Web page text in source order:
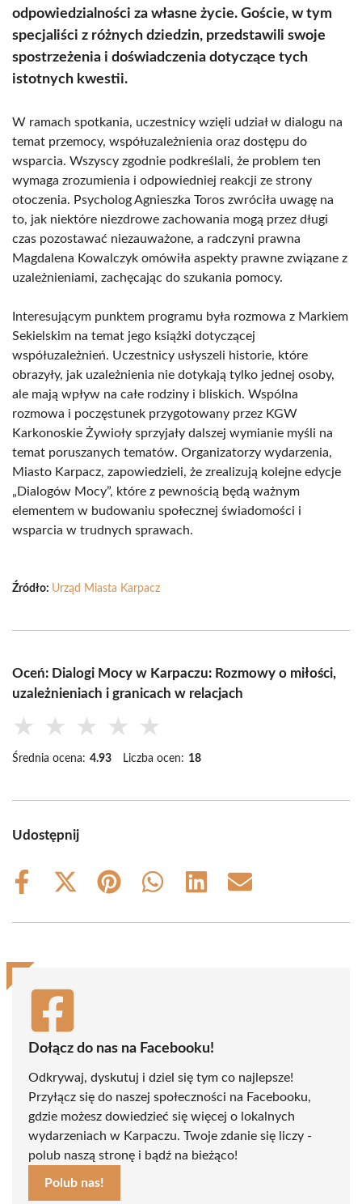
odpowiedzialności za własne życie. Goście, w tym
specjaliści z różnych dziedzin, przedstawili swoje
spostrzeżenia i doświadczenia dotyczące tych
istotnych kwestii.
W ramach spotkania, uczestnicy wzięli udział w dialogu na
temat przemocy, współuzależnienia oraz dostępu do
wsparcia. Wszyscy zgodnie podkreślali, że problem ten
wymaga zrozumienia i odpowiedniej reakcji ze strony
otoczenia. Psycholog Agnieszka Toros zwróciła uwagę na
to, jak niektóre niezdrowe zachowania mogą przez długi
czas pozostawać niezauważone, a radczyni prawna
Magdalena Kowalczyk omówiła aspekty prawne związane z
uzależnieniami, zachęcając do szukania pomocy.
Interesującym punktem programu była rozmowa z Markiem
Sekielskim na temat jego książki dotyczącej
współuzależnień. Uczestnicy usłyszeli historie, które
obrazyły, jak uzależnienia nie dotykają tylko jednej osoby,
ale mają wpływ na całe rodziny i bliskich. Wspólna
rozmowa i poczęstunek przygotowany przez KGW
Karkonoskie Żywioły sprzyjały dalszej wymianie myśli na
temat poruszanych tematów. Organizatorzy wydarzenia,
Miasto Karpacz, zapowiedzieli, że zrealizują kolejne edycje
„Dialogów Mocy”, które z pewnością będą ważnym
elementem w budowaniu społecznej świadomości i
wsparcia w trudnych sprawach.
Źródło: Urząd Miasta Karpacz
Oceń: Dialogi Mocy w Karpaczu: Rozmowy o miłości,
uzależnieniach i granicach w relacjach
★ ★ ★ ★ ★
Średnia ocena: 4.93 Liczba ocen: 18
Udostępnij
Share
Share
(Twitter)
Share
Share
Share
Share
Dołącz do nas na Facebooku!
Odkrywaj, dyskutuj i dziel się tym co najlepsze!
Przyłącz się do naszej społeczności na Facebooku,
gdzie możesz dowiedzieć się więcej o lokalnych
wydarzeniach w Karpaczu. Twoje zdanie się liczy -
polub naszą stronę i bądź na bieżąco!
Polub nas!